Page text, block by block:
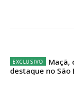
Maçã,
destaque no São